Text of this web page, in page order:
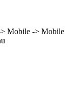
> Mobile -> Mobile